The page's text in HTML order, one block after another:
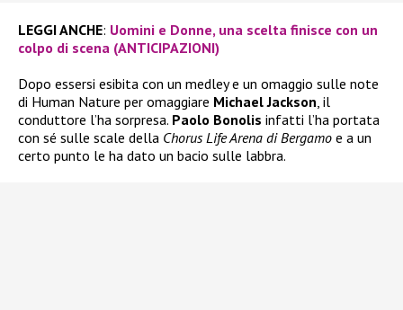
LEGGI ANCHE: Uomini e Donne, una scelta finisce con un
colpo di scena (ANTICIPAZIONI)
Dopo essersi esibita con un medley e un omaggio sulle note
di Human Nature per omaggiare Michael Jackson , il
conduttore l’ha sorpresa. Paolo Bonolis infatti l’ha portata
con sé sulle scale della Chorus Life Arena di Bergamo e a un
certo punto le ha dato un bacio sulle labbra.